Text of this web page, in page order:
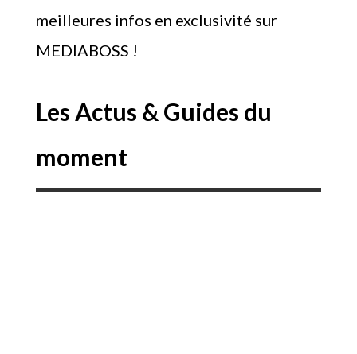
meilleures infos en exclusivité sur
MEDIABOSS !
Les Actus & Guides du
moment